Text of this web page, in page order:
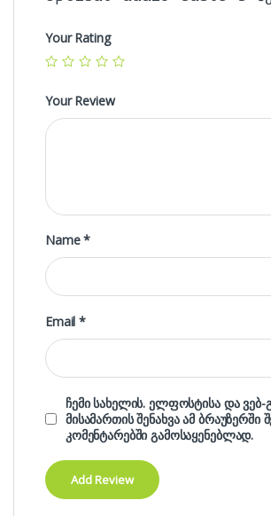
Your Rating
Your Review
Name*
Email*
ჩემი სახელის. ელფოსტისა და ვებ-
მისამართის შენახვა ამ ბრაუზერში
კომენტარებში გამოსაყენებლად.